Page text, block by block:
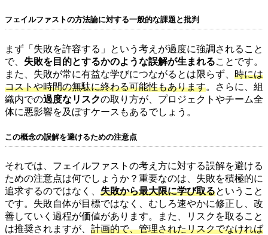
フェイルファストの方法論に対する一般的な課題と批判
まず「失敗を許容する」という考えが過度に強調されること
で、 失敗を目的とするかのような誤解が生まれる ことです。
また、失敗が常に有益な学びにつながるとは限らず、 時には
コストや時間の無駄に終わる可能性もあります 。さらに、組
織内での過度なリスクの取り方が、プロジェクトやチーム全
体に悪影響を及ぼすケースもあるでしょう。
この概念の誤解を避けるための注意点
それでは、フェイルファストの考え方に対する誤解を避ける
ための注意点は何でしょうか？重要なのは、失敗を積極的に
追求するのではなく、 失敗から最大限に学び取るということ
です。失敗自体が目標ではなく、むしろ速やかに修正し、改
善していく過程が価値があります。また、リスクを取ること
は推奨されますが、 計画的で、管理されたリスクでなければ